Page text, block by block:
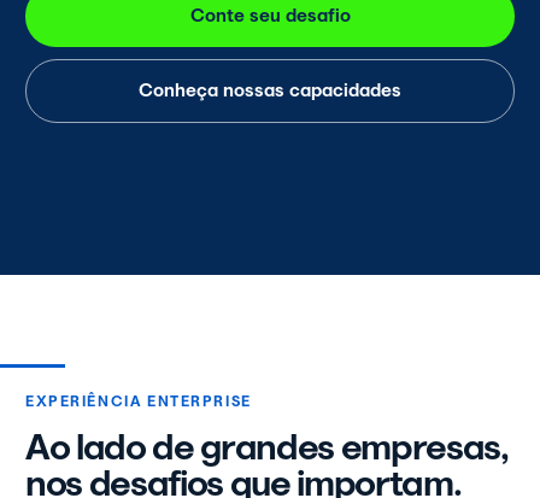
Conte seu desafio
Conheça nossas capacidades
EXPERIÊNCIA ENTERPRISE
Ao lado de grandes empresas,
nos desafios que importam.